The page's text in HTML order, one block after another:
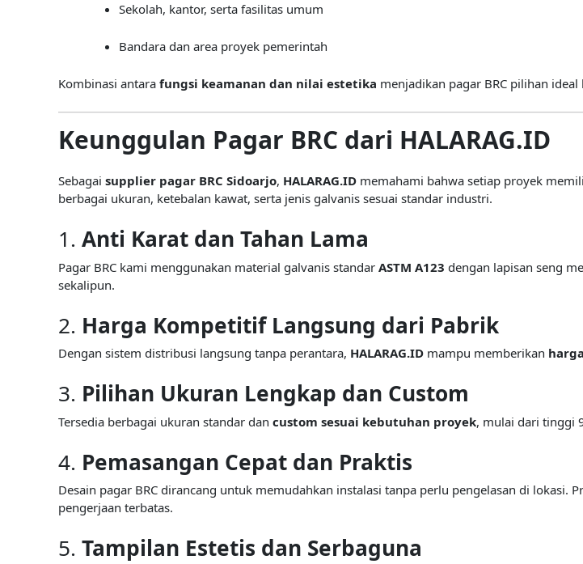
Sekolah, kantor, serta fasilitas umum
Bandara dan area proyek pemerintah
Kombinasi antara fungsi keamanan dan nilai estetika menjadikan pagar BRC pilihan
Keunggulan Pagar BRC dari HALARAG.ID
Sebagai supplier pagar BRC Sidoarjo, HALARAG.ID memahami bahwa setiap proyek
berbagai ukuran, ketebalan kawat, serta jenis galvanis sesuai standar industri.
1. Anti Karat dan Tahan Lama
Pagar BRC kami menggunakan material galvanis standar ASTM A123 dengan lapisan seng
sekalipun.
2. Harga Kompetitif Langsung dari Pabrik
Dengan sistem distribusi langsung tanpa perantara, HALARAG.ID mampu memberikan
3. Pilihan Ukuran Lengkap dan Custom
Tersedia berbagai ukuran standar dan custom sesuai kebutuhan proyek, mulai dari tinggi
4. Pemasangan Cepat dan Praktis
Desain pagar BRC dirancang untuk memudahkan instalasi tanpa perlu pengelasan di lokasi.
pengerjaan terbatas.
5. Tampilan Estetis dan Serbaguna